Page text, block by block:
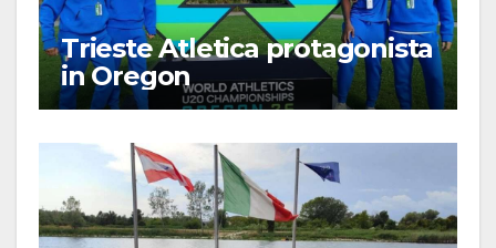
Trieste Atletica protagonista
in Oregon